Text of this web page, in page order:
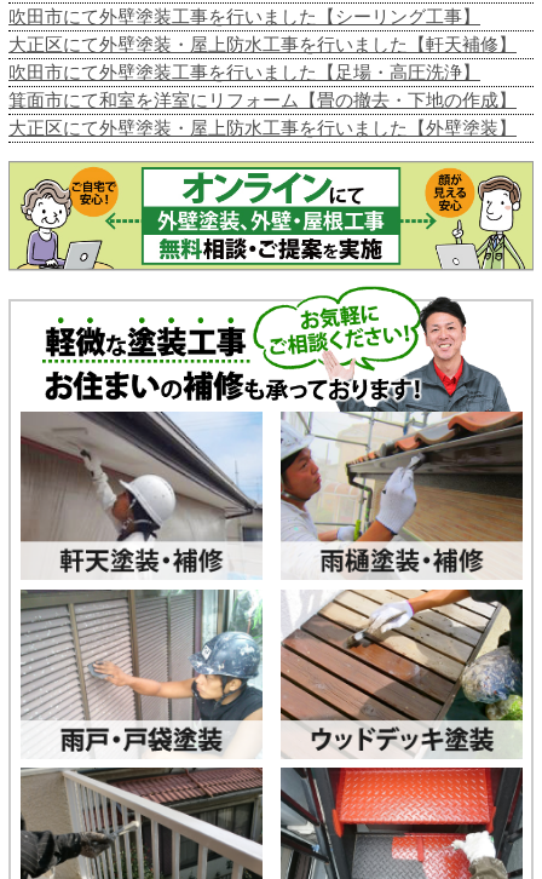
吹田市にて外壁塗装工事を行いました【シーリング工事】
大正区にて外壁塗装・屋上防水工事を行いました【軒天補修】
吹田市にて外壁塗装工事を行いました【足場・高圧洗浄】
箕面市にて和室を洋室にリフォーム【畳の撤去・下地の作成】
大正区にて外壁塗装・屋上防水工事を行いました【外壁塗装】